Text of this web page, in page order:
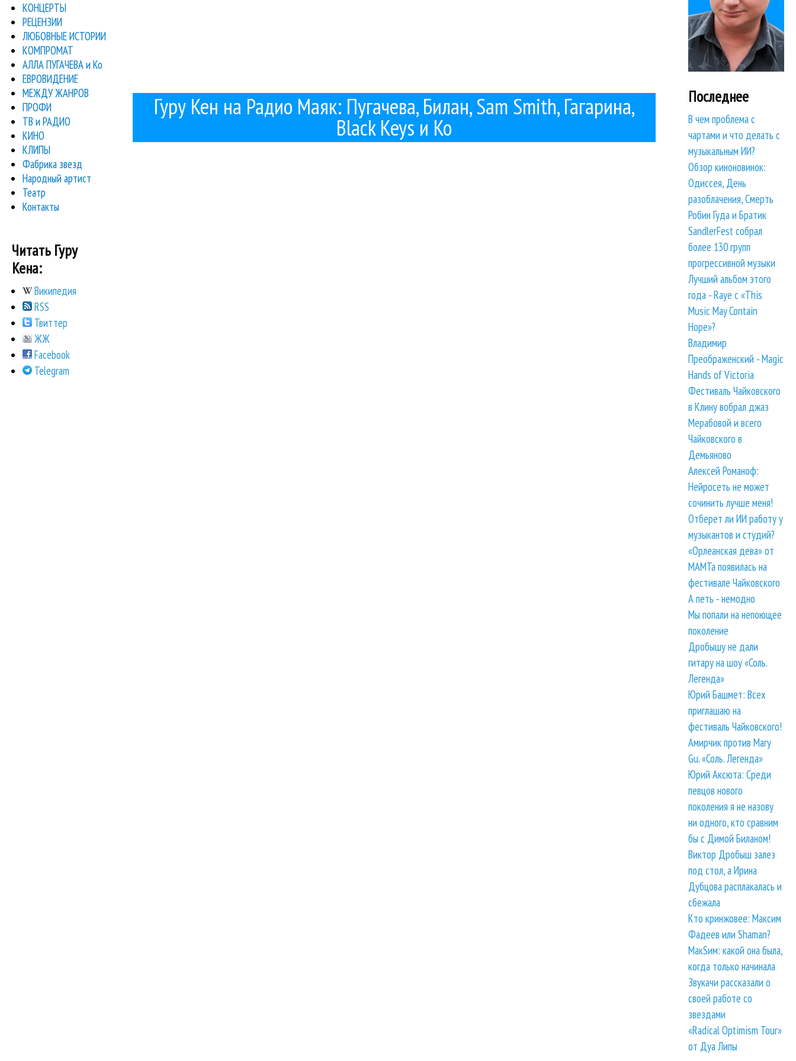
Гуру Кен на Радио Маяк: Пугачева, Билан, Sam Smith, Гагарина,
Black Keys и Ко
КОНЦЕРТЫ
РЕЦЕНЗИИ
ЛЮБОВНЫЕ ИСТОРИИ
КОМПРОМАТ
АЛЛА ПУГАЧЕВА и Ко
ЕВРОВИДЕНИЕ
МЕЖДУ ЖАНРОВ
ПРОФИ
ТВ и РАДИО
КИНО
КЛИПЫ
Фабрика звезд
Народный артист
Театр
Контакты
Читать Гуру
Кена:
Википедия
RSS
Твиттер
ЖЖ
Facebook
Telegram
Последнее
В чем проблема с
чартами и что делать с
музыкальным ИИ?
Обзор киноновинок:
Одиссея, День
разоблачения, Смерть
Робин Гуда и Братик
SandlerFest собрал
более 130 групп
прогрессивной музыки
Лучший альбом этого
года - Raye с «This
Music May Contain
Hope»?
Владимир
Преображенский - Magic
Hands of Victoria
Фестиваль Чайковского
в Клину вобрал джаз
Мерабовой и всего
Чайковского в
Демьяново
Алексей Романоф:
Нейросеть не может
сочинить лучше меня!
Отберет ли ИИ работу у
музыкантов и студий?
«Орлеанская дева» от
МАМТа появилась на
фестивале Чайковского
А петь - немодно
Мы попали на непоющее
поколение
Дробышу не дали
гитару на шоу «Соль.
Легенда»
Юрий Башмет: Всех
приглашаю на
фестиваль Чайковского!
Амирчик против Mary
Gu. «Соль. Легенда»
Юрий Аксюта: Среди
певцов нового
поколения я не назову
ни одного, кто сравним
бы с Димой Биланом!
Виктор Дробыш залез
под стол, а Ирина
Дубцова расплакалась и
сбежала
Кто кринжовее: Максим
Фадеев или Shaman?
МакSим: какой она была,
когда только начинала
Звукачи рассказали о
своей работе со
звездами
«Radical Optimism Tour»
от Дуа Липы